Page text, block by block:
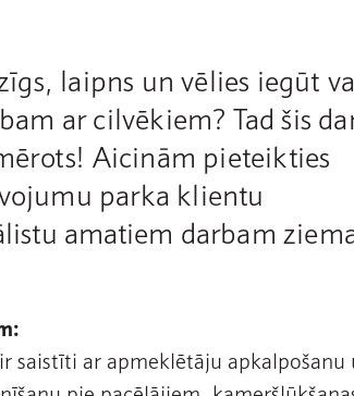
laipns un vēlies iegūt
ar cilvēkiem? Tad šis
Aicinām pieteikties
parka klientu
amatiem darbam
saistīti ar apmeklētāju apkalpošanu